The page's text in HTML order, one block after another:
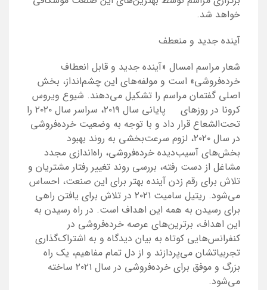
خواهد شد.
آینده جدید و منعطف
شعار مراسم امسال «آینده جدید و قابل انعطاف
خرده‌فروشی» است و مولفه‌های این چشم‌انداز، بخش
اصلی گفتمان مراسم را تشکیل می‌دهند. شیوع ویروس
کرونا در روزهای پایانی سال ۲۰۱۹، سراسر سال ۲۰۲۰ را
تحت‌الشعاع قرار داد و با توجه به وضعیت خرده‌فروشی
در سال ۲۰۲۰، لزوم سرعت‌بخشی به روند بهبود
بخش‌های آسیب‌دیده خرده‌فروشی، راه‌اندازی مجدد
مشاغل از دست رفته، بررسی روند تغییر رفتار مشتریان و
تلاش برای رقم زدن آینده بهتر برای این صنعت، احساس
می‌شود. ریتیل سامیت ۲۰۲۱ در تلاش برای یافتن راهی
برای رسیدن به همه این اهداف است. در راه رسیدن به
این اهداف، برترین‌های عرصه خرده‌فروشی در
کنفرانس‌هایی کوتاه به بیان دیدگاه و به اشتراک‌گذاری
تجربیاتشان می‌پردازند و از دل تمام مفاهیم، یک راه
بزرگ و موفق برای خرده‌فروشی در سال ۲۰۲۱ ساخته
می‌شود.